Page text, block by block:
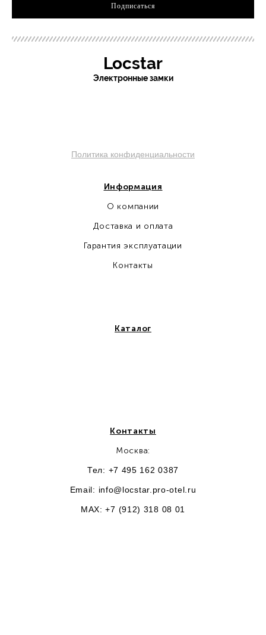
Подписаться
Locstar
Электронные замки
Политика конфиденциальности
Информация
О компании
Доставка и оплата
Гарантия эксплуатации
Контакты
Каталог
Контакты
Москва:
Тел: +7 495 162 0387
Email: info@locstar.pro-otel.ru
MAX: +7 (912) 318 08 01